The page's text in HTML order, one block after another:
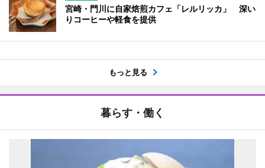
宮崎・門川に自家焙煎カフェ「レルリッカ」 深い
りコーヒーや軽食を提供
もっと見る
暮らす・働く